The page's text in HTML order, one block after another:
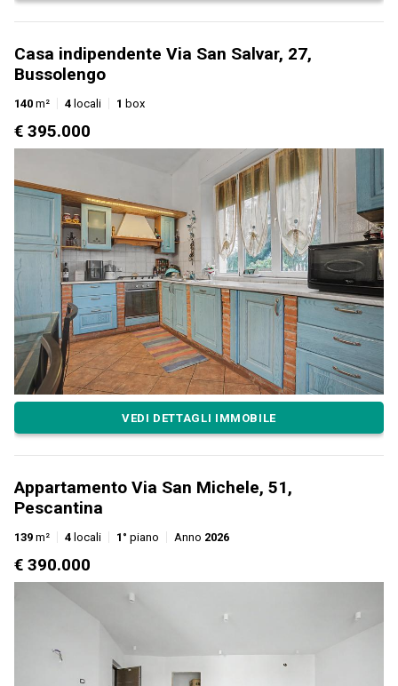
Casa indipendente Via San Salvar, 27,
Bussolengo
140 m² 4 locali 1 box
€ 395.000
VEDI DETTAGLI IMMOBILE
Appartamento Via San Michele, 51,
Pescantina
139 m² 4 locali 1° piano Anno 2026
€ 390.000